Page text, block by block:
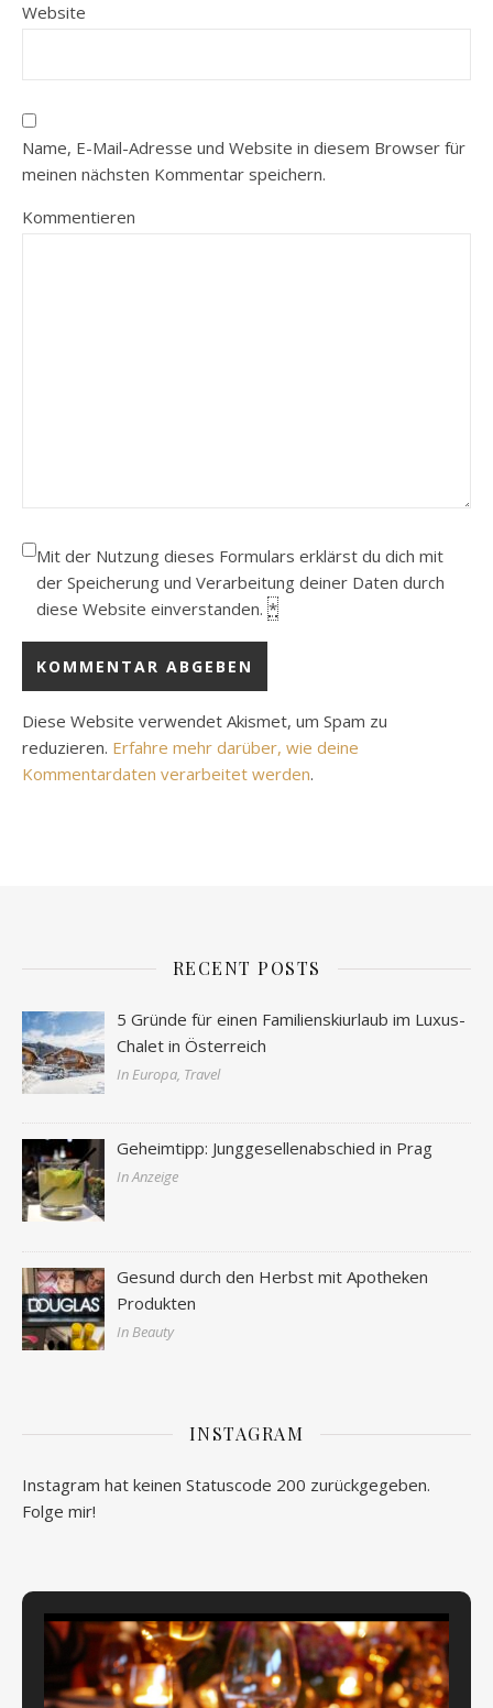
Website
Name, E-Mail-Adresse und Website in diesem Browser für
meinen nächsten Kommentar speichern.
Kommentieren
Mit der Nutzung dieses Formulars erklärst du dich mit
der Speicherung und Verarbeitung deiner Daten durch
diese Website einverstanden. *
Diese Website verwendet Akismet, um Spam zu
reduzieren. Erfahre mehr darüber, wie deine
Kommentardaten verarbeitet werden.
RECENT POSTS
5 Gründe für einen Familienskiurlaub im Luxus-
Chalet in Österreich
In Europa, Travel
Geheimtipp: Junggesellenabschied in Prag
In Anzeige
Gesund durch den Herbst mit Apotheken
Produkten
In Beauty
INSTAGRAM
Instagram hat keinen Statuscode 200 zurückgegeben.
Folge mir!